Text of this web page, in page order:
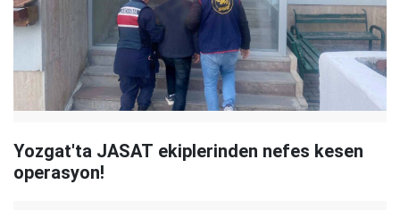
Yozgat'ta JASAT ekiplerinden nefes kesen
operasyon!